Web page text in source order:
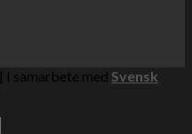
| I samarbete med Svensk